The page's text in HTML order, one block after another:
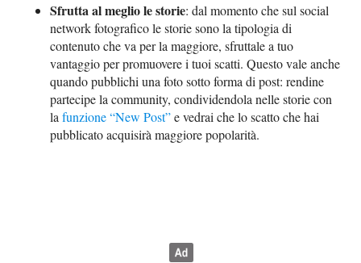
Sfrutta al meglio le storie: dal momento che sul social
network fotografico le storie sono la tipologia di
contenuto che va per la maggiore, sfruttale a tuo
vantaggio per promuovere i tuoi scatti. Questo vale anche
quando pubblichi una foto sotto forma di post: rendine
partecipe la community, condividendola nelle storie con
lafunzione “New Post”e vedrai che lo scatto che hai
pubblicato acquisirà maggiore popolarità.